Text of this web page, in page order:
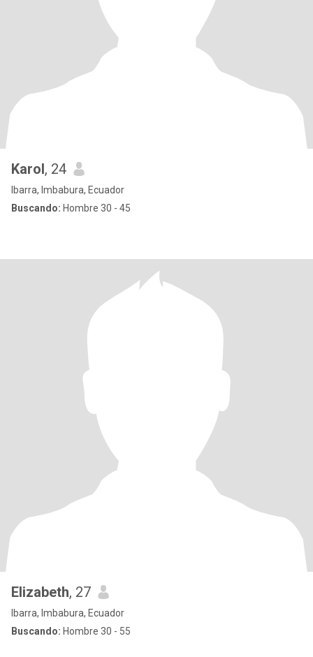
Karol, 24
Ibarra, Imbabura, Ecuador
Buscando: Hombre 30 - 45
Elizabeth, 27
Ibarra, Imbabura, Ecuador
Buscando: Hombre 30 - 55